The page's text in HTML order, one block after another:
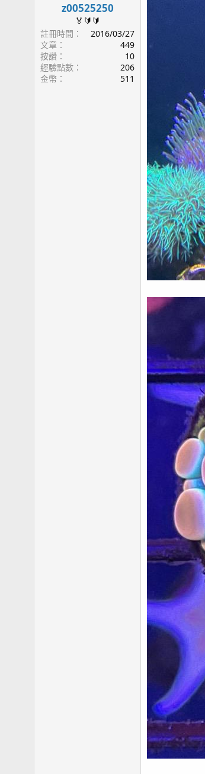
z00525250
🏅🔰🔰
註冊時間
2016/03/27
文章
449
按讚
10
經驗點數
206
金幣
511